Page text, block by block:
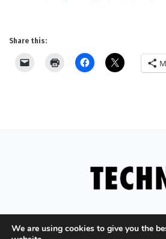
Share this:
© 2025 by Techno
We are using cookies to give you the